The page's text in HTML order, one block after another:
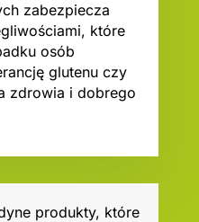
zabezpiecza
które
osób
glutenu czy
zdrowia i dobrego
produkty, które